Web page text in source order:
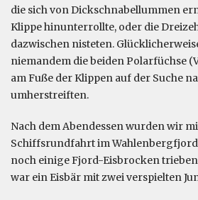
die sich von Dickschnabellummen
Klippe hinunterrollte, oder die
dazwischen nisteten.
niemandem die beiden Polarfüchse
am Fuße der Klippen auf der Suche
umherstreiften.
Nach dem Abendessen wurden wir
Schiffsrundfahrt im
noch einige Fjord-Eisbrocken
war ein Eisbär mit zwei verspielten